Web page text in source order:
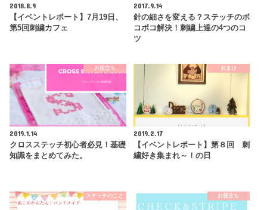
2018.8.9
【イベントレポート】7月19日、
第5回刺繍カフェ
2017.9.14
針の細さを変える？ステッチのボ
コボコ解決！刺繍上達の4つのコ
ツ
お役立ち
2019.1.14
クロスステッチ初心者必見！基礎
知識をまとめてみた。
おまけ
2019.2.17
【イベントレポート】第８回 刺
繍好き集まれ～！の日
ステッチのこと お役立ち